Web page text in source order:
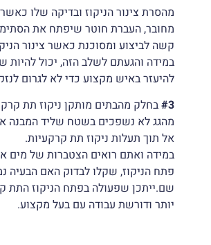
מהסרת צינור הניקוז ובדיקה שלו כאשר
מחובר, העברת חוטר שיפתח את
קשה לביצוע ומסוכנת כאשר צינור
במידה והגעתם לשלב הזה, יכול להיות
להיעזר באיש מקצוע כדי לא לגרום לנזק
#3בחלק מהבתים מותקן ניקוז תת
מהגג לא נשפכים בשטח שליד המבנה
אל תוך תעלות ניקוז תת קרקעיות.
במידה ואתם רואים הצטברות של מים או
פתח הניקוז, שקלו לבדוק האם הבעיה
שם.ייתכן שפעולה בפתח הניקוז התת
יותר ודורשת עבודה עם בעל מקצוע.